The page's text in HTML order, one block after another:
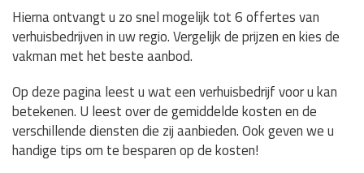
Hierna ontvangt u zo snel mogelijk tot 6 offertes van
verhuisbedrijven in uw regio. Vergelijk de prijzen en kies de
vakman met het beste aanbod.
Op deze pagina leest u wat een verhuisbedrijf voor u kan
betekenen. U leest over de gemiddelde kosten en de
verschillende diensten die zij aanbieden. Ook geven we u
handige tips om te besparen op de kosten!